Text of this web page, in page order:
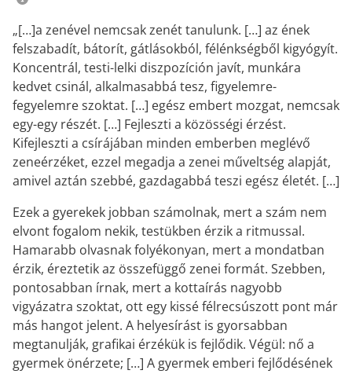
„[…]a zenével nemcsak zenét tanulunk. […] az ének
felszabadít, bátorít, gátlásokból, félénkségből kigyógyít.
Koncentrál, testi-lelki diszpozíción javít, munkára
kedvet csinál, alkalmasabbá tesz, figyelemre-
fegyelemre szoktat. […] egész embert mozgat, nemcsak
egy-egy részét. […] Fejleszti a közösségi érzést.
Kifejleszti a csírájában minden emberben meglévő
zeneérzéket, ezzel megadja a zenei műveltség alapját,
amivel aztán szebbé, gazdagabbá teszi egész életét. […]
Ezek a gyerekek jobban számolnak, mert a szám nem
elvont fogalom nekik, testükben érzik a ritmussal.
Hamarabb olvasnak folyékonyan, mert a mondatban
érzik, éreztetik az összefüggő zenei formát. Szebben,
pontosabban írnak, mert a kottaírás nagyobb
vigyázatra szoktat, ott egy kissé félrecsúszott pont már
más hangot jelent. A helyesírást is gyorsabban
megtanulják, grafikai érzékük is fejlődik. Végül: nő a
gyermek önérzete; […] A gyermek emberi fejlődésének